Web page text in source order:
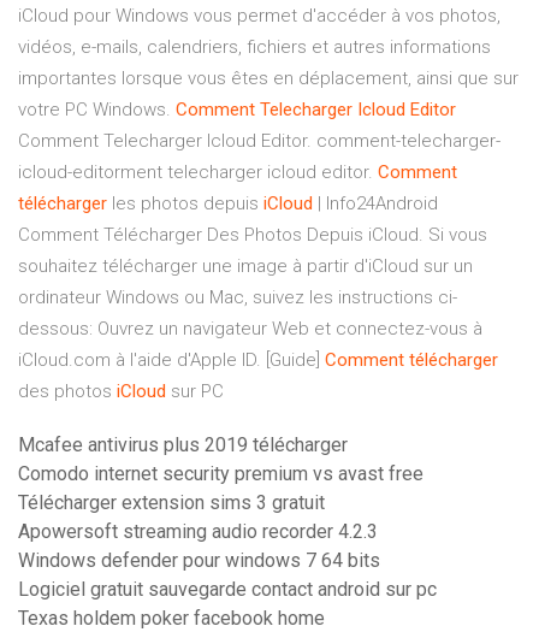
iCloud pour Windows vous permet d'accéder à vos photos,
vidéos, e-mails, calendriers, fichiers et autres informations
importantes lorsque vous êtes en déplacement, ainsi que sur
votre PC Windows. Comment Telecharger Icloud Editor
Comment Telecharger Icloud Editor. comment-telecharger-
icloud-editorment telecharger icloud editor. Comment
télécharger les photos depuis iCloud
| Info24Android
Comment Télécharger Des Photos Depuis iCloud. Si vous
souhaitez télécharger une image à partir d'iCloud sur un
ordinateur Windows ou Mac, suivez les instructions ci-
dessous: Ouvrez un navigateur Web et connectez-vous à
iCloud.com à l'aide d'Apple ID. [Guide] Comment télécharger
des photos iCloud sur PC
Mcafee antivirus plus 2019 télécharger
Comodo internet security premium vs avast free
Télécharger extension sims 3 gratuit
Apowersoft streaming audio recorder 4.2.3
Windows defender pour windows 7 64 bits
Logiciel gratuit sauvegarde contact android sur pc
Texas holdem poker facebook home